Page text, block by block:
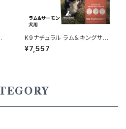
K9ナチュラル ラム＆キングサー
モン・フィースト 500g
¥7,557